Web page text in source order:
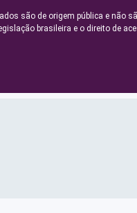
são de origem pública e não
brasileira e o direito de